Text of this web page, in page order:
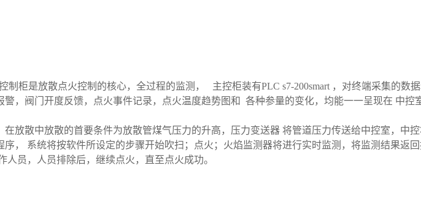
柜是放散点火控制的核心，全过程的监测， 主控柜装有PLC s7-200smart ，对终端采集的数
，阀门开度反馈，点火事件记录，点火温度趋势图和 各种参量的变化，均能一一呈现在 中控
放散中放散的首要条件为放散管煤气压力的升高，压力变送器 将管道压力传送给中控室，中
， 系统将按软件所设定的步骤开始吹扫；点火；火焰监测器将进行实时监测，将监测结果返
员，人员排除后，继续点火，直至点火成功。